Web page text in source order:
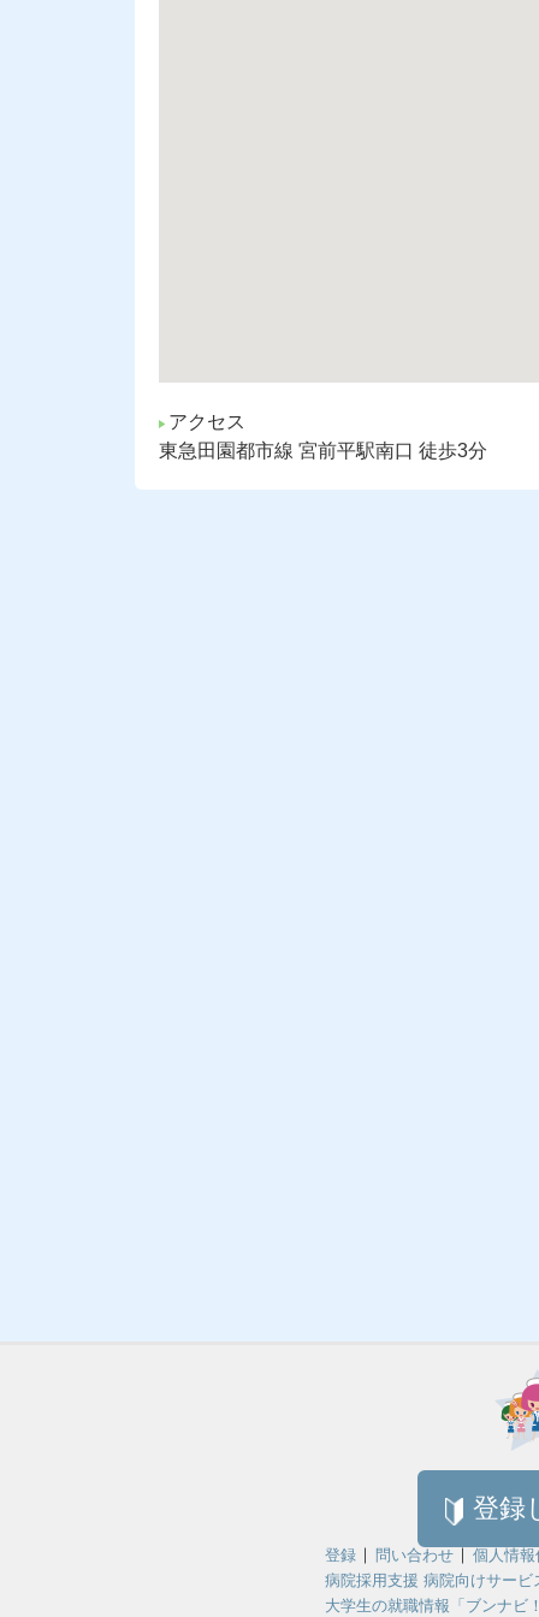
アクセス
東急田園都市線 宮前平駅南口 徒歩3分
登録
登録 問い合わせ
個人情
病院採用支援 病院向けサービ
大学生の就職情報「ブンナビ